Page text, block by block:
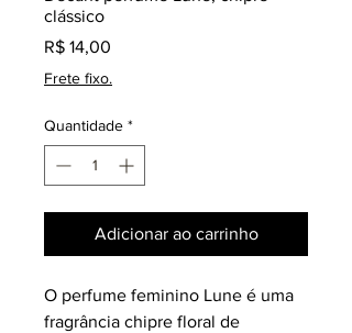
clássico
R$ 14,00
Frete fixo.
Quantidade *
Adicionar ao carrinho
O perfume feminino Lune é uma
fragrância chipre floral de